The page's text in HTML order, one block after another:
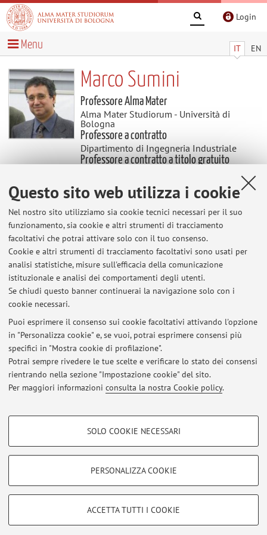
Questo sito web utilizza i cookie
Nel nostro sito utilizziamo sia cookie tecnici necessari per il suo
funzionamento, sia cookie e altri strumenti di tracciamento
facoltativi che potrai attivare solo con il tuo consenso.
Cookie e altri strumenti di tracciamento facoltativi sono usati per
analisi statistiche, misure sull'efficacia della comunicazione
istituzionale e analisi dei comportamenti degli utenti.
Se chiudi questo banner continuerai la navigazione solo con i
cookie necessari.
Puoi esprimere il consenso sui cookie facoltativi attivando l'opzione
in "Personalizza cookie" e, se vuoi, potrai esprimere consensi più
specifici in "Mostra cookie di profilazione".
Potrai sempre rivedere le tue scelte e verificare lo stato dei consensi
rientrando nella sezione "Impostazione cookie" del sito.
Per maggiori informazioni consulta la nostra Cookie policy.
COOKIE DI PROFILAZIONE - FACOLTATIVI
COOKIE TECNICI - NECESSARI
Si tratta di cookie tecnici utilizzati, a titolo esemplificativo, per il corretto
SOLO COOKIE NECESSARI
PERSONALIZZA COOKIE
ACCETTA TUTTI I COOKIE
Login
IT EN
Menu
Marco Sumini
Professore Alma Mater
Alma Mater Studiorum - Università di
Bologna
Professore a contratto
Dipartimento di Ingegneria Industriale
Professore a contratto a titolo gratuito
Temi di ricerca
Parole chiave: FISICA DEI PLASMI
FISICA DEI
REATTORI NUCLEARI
TEORIA DEL TRASPORTO
The information is not available in English. Please go to the
Italian version
Ultimi avvisi
Al momento non sono presenti avvisi.
Area riservata
Accedi tramiteloginper gestire tutti i contenuti del sito.
Zamboni, 33 - 40126 Bologna - Partita IVA: 01131710376